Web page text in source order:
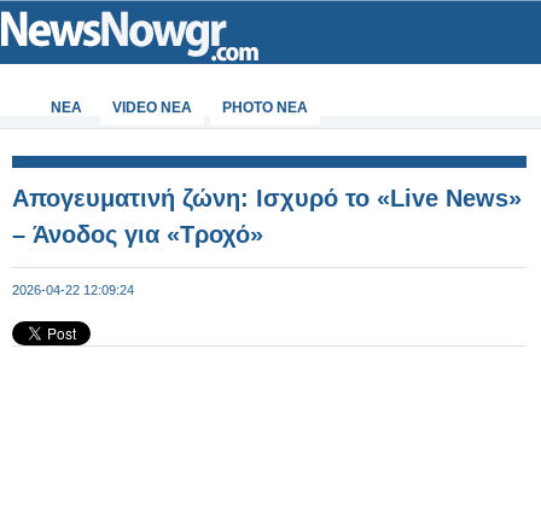
ΝΕΑ VIDEO NEA PHOTO NEA
Απογευματινή ζώνη: Ισχυρό το «Live News»
– Άνοδος για «Τροχό»
2026-04-22 12:09:24